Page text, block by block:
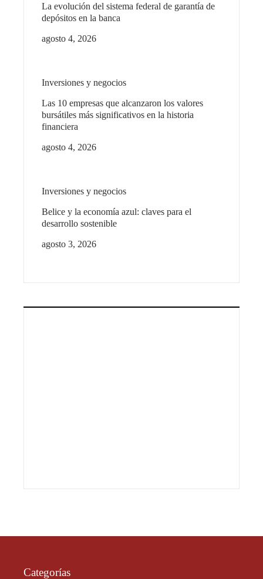
La evolución del sistema federal de garantía de
depósitos en la banca
agosto 4, 2026
Inversiones y negocios
Las 10 empresas que alcanzaron los valores
bursátiles más significativos en la historia
financiera
agosto 4, 2026
Inversiones y negocios
Belice y la economía azul: claves para el
desarrollo sostenible
agosto 3, 2026
Categorías